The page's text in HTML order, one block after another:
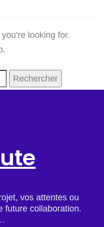
looking for.
vos attentes ou
future collaboration.